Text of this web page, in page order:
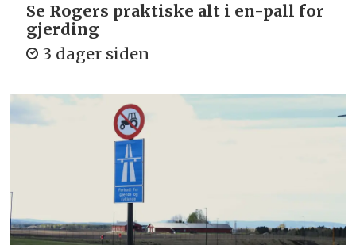
Se Rogers praktiske alt i en-pall for
gjerding
3 dager siden